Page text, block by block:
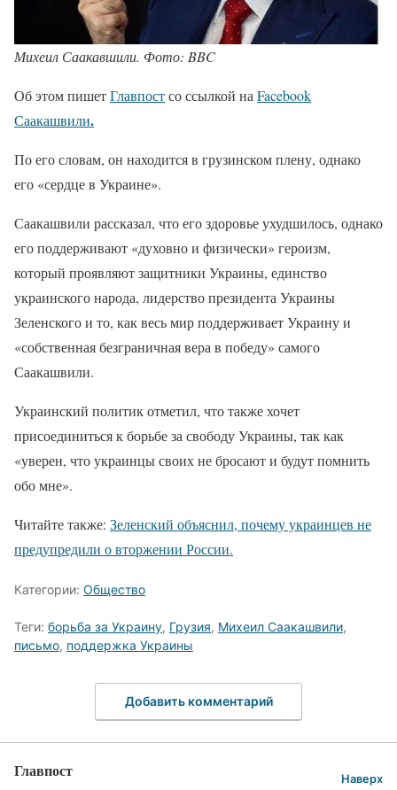
Михеил Саакавшили. Фото: BBC
Об этом пишетГлавпостсо ссылкой на Facebook
Саакашвили.
По его словам, он находится в грузинском плену, однако
его «сердце в Украине».
Саакашвили рассказал, что его здоровье ухудшилось, однако
его поддерживают «духовно и физически» героизм,
который проявляют защитники Украины, единство
украинского народа, лидерство президента Украины
Зеленского и то, как весь мир поддерживает Украину и
«собственная безграничная вера в победу» самого
Саакашвили.
Украинский политик отметил, что также хочет
присоединиться к борьбе за свободу Украины, так как
«уверен, что украинцы своих не бросают и будут помнить
обо мне».
Читайте также: Зеленский объяснил, почему украинцев не
предупредили о вторжении России.
Категории: Общество
Теги: борьба за Украину, Грузия, Михеил Саакашвили,
письмо, поддержка Украины
Добавить комментарий
Главпост Наверх